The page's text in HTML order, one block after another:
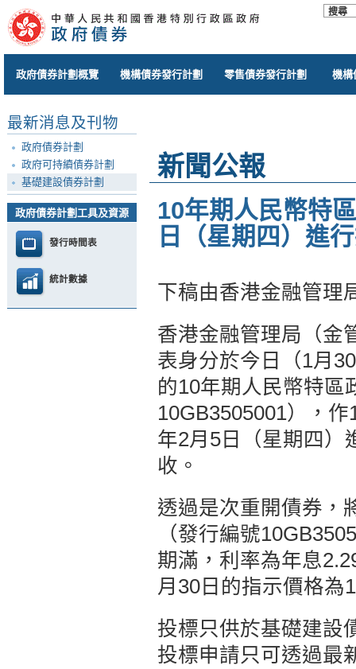
政府債券計劃概覽 機構債券發行計劃 零售債券發行計劃 機構
最新消息及刊物
政府債券計劃
政府可持續債券計劃
基礎建設債券計劃
政府債券計劃工具及資源
發行時間表
統計數據
新聞公報
10年期人民幣特
日（星期四）進
下稿由香港金融管理
香港金融管理局（金
表身分於今日（1月
的10年期人民幣特區
10GB3505001），
年2月5日（星期四）
收。
透過是次重開債券，
（發行編號
期滿，利率為年息
月30日的指示價格為
投標只供於基礎建設
投標申請只可透過最